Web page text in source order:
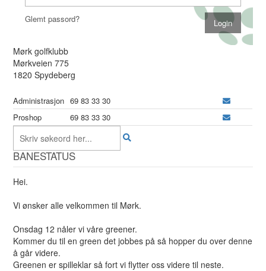
Glemt passord?
Mørk golfklubb
Mørkveien 775
1820 Spydeberg
Administrasjon 69 83 33 30
Proshop
69 83 33 30
BANESTATUS
Hei.
Vi ønsker alle velkommen til Mørk.
Onsdag 12 nåler vi våre greener.
Kommer du til en green det jobbes på så hopper du over denne
å går videre.
Greenen er spilleklar så fort vi flytter oss videre til neste.